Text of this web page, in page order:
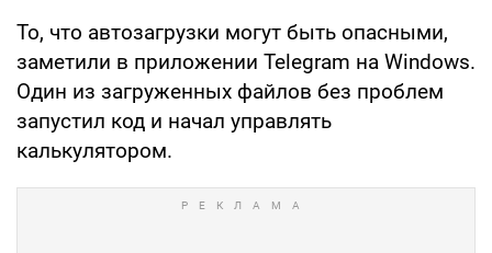
То, что автозагрузки могут быть опасными,
заметили в приложении Telegram на Windows.
Один из загруженных файлов без проблем
запустил код и начал управлять
калькулятором.